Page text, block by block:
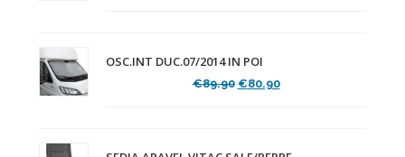
€124.90.
OSC.INT DUC.07/2014 IN POI
€89.90 Il
€89.90.
€80.90Il
€80.90.